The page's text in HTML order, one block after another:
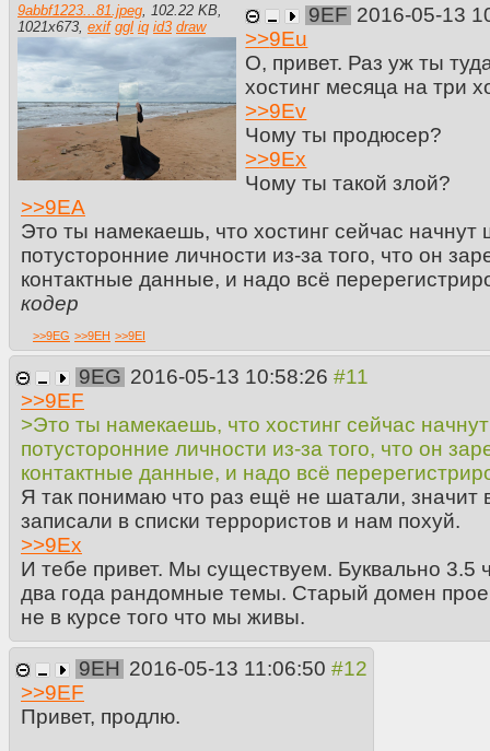
9abbf1223...81.jpeg 102.22 KB
1021x673 exif ggl iq id3 draw
9EF 2016-05-13
>>9Eu
О, привет. Раз уж ты
хостинг месяца на три
>>9Ev
Чому ты продюсер?
>>9Ex
Чому ты такой злой?
>>9EA
Это ты намекаешь, что хостинг сейчас начнут
потусторонние личности из-за того, что он
контактные данные, и надо всё
кодер
>>9EG >>9EH >>9EI
9EG 2016-05-13 10:58:26
>>9EF
>Это ты намекаешь, что хостинг сейчас
потусторонние личности из-за того, что он
контактные данные, и надо всё
Я так понимаю что раз ещё не шатали, значит
записали в списки террористов и нам похуй.
>>9Ex
И тебе привет. Мы существуем. Буквально 3.5
два года рандомные темы. Старый домен
не в курсе того что мы живы.
9EH 2016-05-13 11:06:50
>>9EF
Привет, продлю.